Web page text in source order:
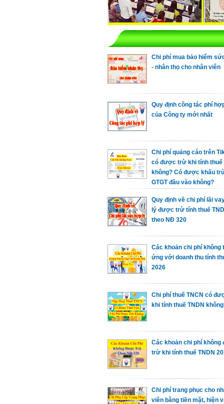
Chi phí mua bảo hiểm
- nhân thọ cho nhân viên
Quy định công tác phí
của Công ty mới nhất
Chi phí quảng cáo trên
có được trừ khi tính thuế
không? Có được khấu
GTGT đầu vào không?
Quy định về chi phí lãi
lý được trừ tính thuế
theo NĐ 320
Các khoản chi phí không
ứng với doanh thu tính
2026
Chi phí thuế TNCN có
khi tính thuế TNDN
Các khoản chi phí không
trừ khi tính thuế TNDN
Chi phí trang phục cho
viên bằng tiền mặt, hiện